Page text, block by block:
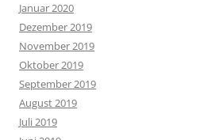
Januar 2020
Dezember 2019
November 2019
Oktober 2019
September 2019
August 2019
Juli 2019